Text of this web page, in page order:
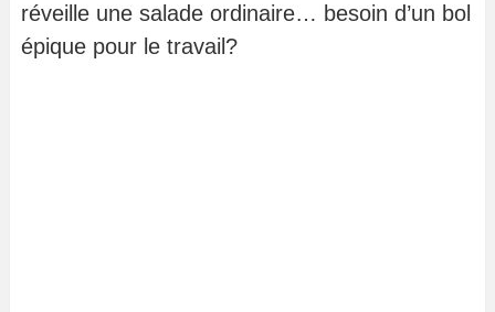
réveille une salade ordinaire… besoin d’un bol
épique pour le travail?